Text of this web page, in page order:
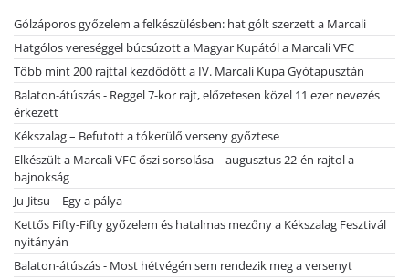
Gólzáporos győzelem a felkészülésben: hat gólt szerzett a Marcali
Hatgólos vereséggel búcsúzott a Magyar Kupától a Marcali VFC
Több mint 200 rajttal kezdődött a IV. Marcali Kupa Gyótapusztán
Balaton-átúszás - Reggel 7-kor rajt, előzetesen közel 11 ezer nevezés
érkezett
Kékszalag – Befutott a tókerülő verseny győztese
Elkészült a Marcali VFC őszi sorsolása – augusztus 22-én rajtol a
bajnokság
Ju-Jitsu – Egy a pálya
Kettős Fifty-Fifty győzelem és hatalmas mezőny a Kékszalag Fesztivál
nyitányán
Balaton-átúszás - Most hétvégén sem rendezik meg a versenyt